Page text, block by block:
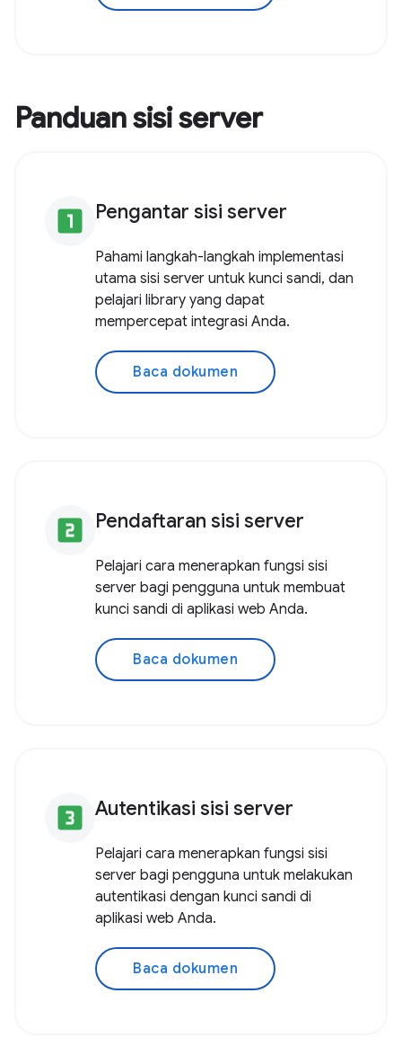
Panduan sisi server
looks_one Pengantar sisi server
Pahami langkah-langkah implementasi
utama sisi server untuk kunci sandi, dan
pelajari library yang dapat
mempercepat integrasi Anda.
Baca dokumen
looks_two Pendaftaran sisi server
Pelajari cara menerapkan fungsi sisi
server bagi pengguna untuk membuat
kunci sandi di aplikasi web Anda.
Baca dokumen
looks_3 Autentikasi sisi server
Pelajari cara menerapkan fungsi sisi
server bagi pengguna untuk melakukan
autentikasi dengan kunci sandi di
aplikasi web Anda.
Baca dokumen